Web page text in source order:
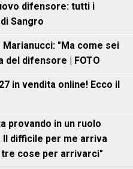
difensore: tutti i
Sangro
"Ma come sei
del difensore | FOTO
in vendita online! Ecco il
provando in un ruolo
Il difficile per me arriva
tre cose per arrivarci"